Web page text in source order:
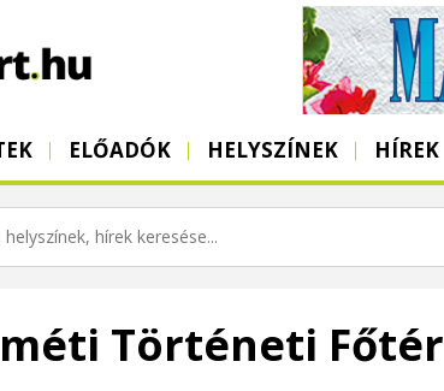
ELŐADÓK HELYSZÍNEK HÍREK
Történeti Főtér